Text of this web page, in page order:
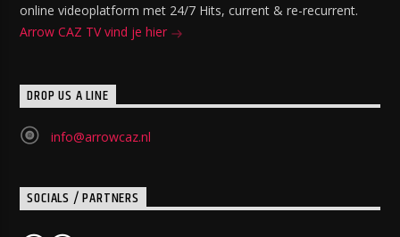
online videoplatform met 24/7 Hits, current & re-recurrent.
Arrow CAZ TV vind je hier
DROP US A LINE
info@arrowcaz.nl
SOCIALS / PARTNERS